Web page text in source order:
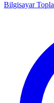
Bilgisayar Topla